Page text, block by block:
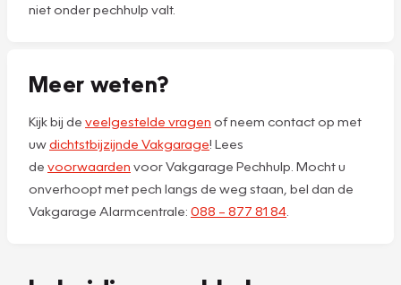
niet onder pechhulp valt.
Meer weten?
Kijk bij de veelgestelde vragen of neem contact op met
uwdichtstbijzijnde Vakgarage! Lees
de voorwaarden voor Vakgarage Pechhulp. Mocht u
onverhoopt met pech langs de weg staan, bel dan de
Vakgarage Alarmcentrale: 088 – 877 81 84